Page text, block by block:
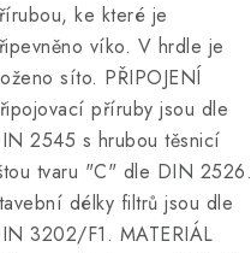
ke které je
víko. V hrdle je
síto. PŘIPOJENÍ
příruby jsou dle
2545 s hrubou těsnicí
tvaru "C" dle DIN 2526.
délky filtrů jsou dle
3202/F1. MATERIÁL